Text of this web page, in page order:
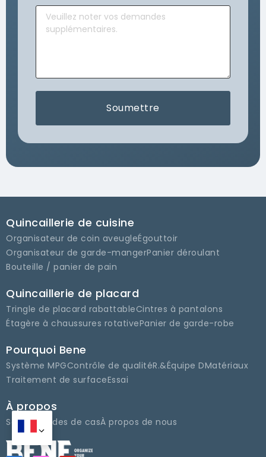
Soumettre
Quincaillerie de cuisine
Organisateur de coin aveugleÉgouttoir
Organisateur de garde-mangerPanier déroulant
Bouteille / panier de pain
Quincaillerie de placard
Tringle de placard rabattableCintres à pantalons
Étagère à chaussures rotativePanier de garde-robe
Pourquoi Bene
Système MPGContrôle de qualitéR.&Équipe DMatériaux
Traitement de surfaceEssai
À propos
Service Études de casÀ propos de nous